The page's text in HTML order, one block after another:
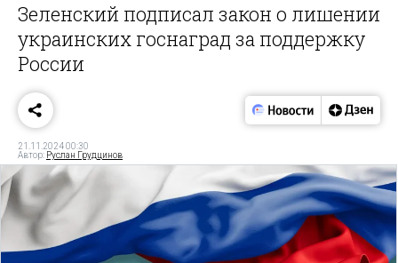
Зеленский подписал закон о лишении
украинских госнаград за поддержку
России
21.11.2024 00:30
Автор: Руслан Грудцинов